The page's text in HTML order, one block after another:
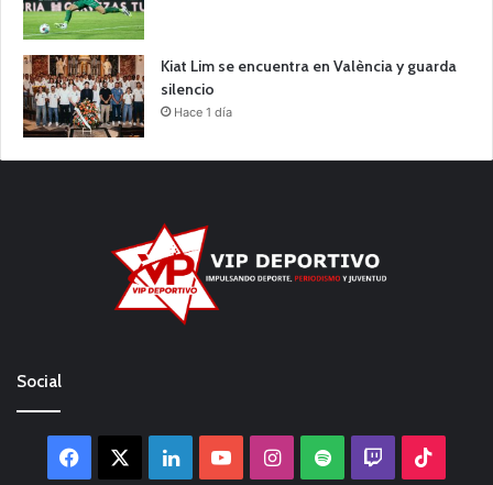
Kiat Lim se encuentra en València y guarda
silencio
Hace 1 día
Social
Facebook LinkedInYouTubeInstagram
Spotify Twitch